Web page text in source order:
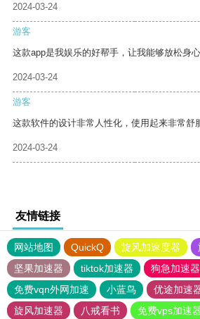
2024-03-24
游客
这款app是我娱乐的好帮手，让我能够放松身
2024-03-24
游客
这款软件的设计非常人性化，使用起来非常舒
2024-03-24
友情链接
网站地图 QuickQ 旋风加速度器
坚果加速器
tiktok加速器
狗急加速
免费vqn外网加速
小蓝鸟 优途加速
旋风加速器
八戒看书
免费vps加速